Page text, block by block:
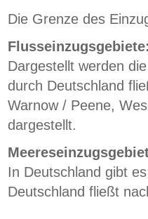
Die Grenze des
Dargestellt werden
durch Deutschland
Warnow / Peene,
dargestellt.
In Deutschland gibt
Deutschland fließt